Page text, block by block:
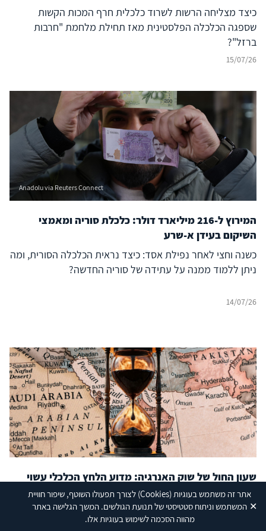
אתר זה משתמש בעוגיות(Cookies) לצורך תפעולו השוטף, שיפור חוויית
המשתמש וניתוח סטטיסטי של תנועת הגולשים. המשך הגלישה באתר
מהווה הסכמה לשימוש בעוגיות אלו.
✕
כיצד מצליחה הרשות לשרוד כלכלית חרף המכות הקשות
שספגה הכלכלה הפלסטינית מאז תחילת מלחמת "חרבות
ברזל"?
15/07/26
Anadolu via Reuters Connect
המירוץ ל-216 מיליארד דולר: כלכלת סוריה ומאמצי
השיקום בעידן א-שרע
כשנה וחצי לאחר נפילת אסד: כיצד נראית הכלכלה הסורית, ומה
ניתן ללמוד ממנה על עתידה של סוריה החדשה?
14/07/26
שעון החול של שוק האנרגיה: מדוע הלחץ הכלכלי עשוי
להגיע דווקא ממדינות המפרץ?
ניתוח מצב השוק מראה כי ייתכן שהלחץ המרכזי לעצירת
המלחמה לא יגיע מיבואניות האנרגיה במערב או באסיה, אלא